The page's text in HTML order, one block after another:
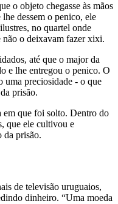
o objeto chegasse às mãos
dessem o penico, ele
no quartel onde
não o deixavam fazer xixi.
até que o major da
e lhe entregou o penico. O
uma preciosidade - o que
prisão.
em que foi solto. Dentro do
que ele cultivou e
da prisão.
de televisão uruguaios,
dinheiro. “Uma moeda